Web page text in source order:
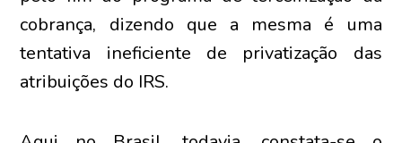
cobrança, dizendo que a mesma é uma
tentativa ineficiente de privatização das
atribuições do IRS.